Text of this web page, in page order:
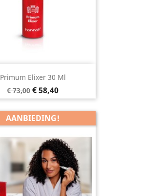
Primum Elixer 30 Ml
Normale
prijs
€ 73,00 Prijs
€ 58,40
AANBIEDING!